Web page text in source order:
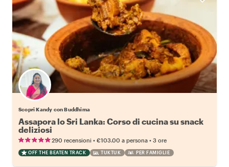
Scopri Kandy con Buddhima
Assapora lo Sri Lanka: Corso di cucina su snack
deliziosi
290 recensioni • €103.00 a persona • 3 ore
OFF THE BEATEN TRACK TUKTUK PER FAMIGLIE